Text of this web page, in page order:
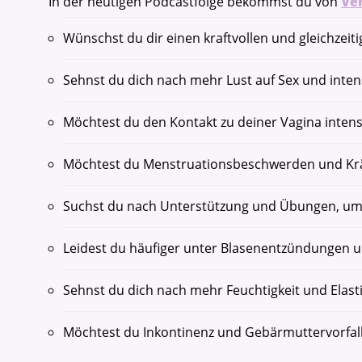
Wünschst du dir einen kraftvollen und
Sehnst du dich nach mehr Lust auf Sex und
Möchtest du den Kontakt zu deiner Vagina
Möchtest du Menstruationsbeschwerden und
Suchst du nach Unterstützung und Übungen,
Leidest du häufiger unter Blasenentzündungen
Sehnst du dich nach mehr Feuchtigkeit und
Möchtest du Inkontinenz und